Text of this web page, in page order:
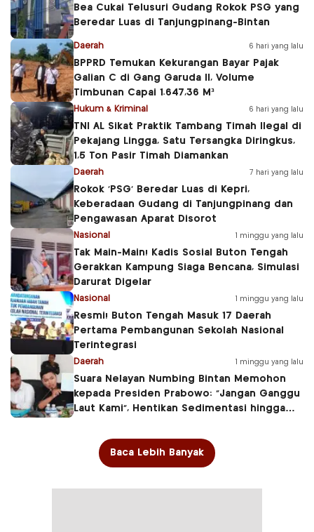
Bea Cukai Telusuri Gudang Rokok PSG yang
Beredar Luas di Tanjungpinang-Bintan
Daerah 6 hari yang lalu
BPPRD Temukan Kekurangan Bayar Pajak
Galian C di Gang Garuda II, Volume
Timbunan Capai 1.647,36 M³
Hukum & Kriminal 6 hari yang lalu
TNI AL Sikat Praktik Tambang Timah Ilegal di
Pekajang Lingga, Satu Tersangka Diringkus,
1,5 Ton Pasir Timah Diamankan
Daerah 7 hari yang lalu
Rokok ‘PSG’ Beredar Luas di Kepri,
Keberadaan Gudang di Tanjungpinang dan
Pengawasan Aparat Disorot
Nasional 1 minggu yang lalu
Tak Main-Main! Kadis Sosial Buton Tengah
Gerakkan Kampung Siaga Bencana, Simulasi
Darurat Digelar
Nasional 1 minggu yang lalu
Resmi! Buton Tengah Masuk 17 Daerah
Pertama Pembangunan Sekolah Nasional
Terintegrasi
Daerah 1 minggu yang lalu
Suara Nelayan Numbing Bintan Memohon
kepada Presiden Prabowo: “Jangan Ganggu
Laut Kami”, Hentikan Sedimentasi hingga
Baca Lebih Banyak